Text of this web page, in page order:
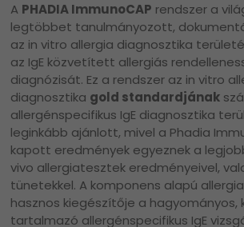
A PHADIA ImmunoCAP rendszer a
legtöbbet tanulmányozott,
az in vitro allergia diagnosztika
az IgE közvetített allergiás
diagnózisát. Ez a rendszer az in vitro
diagnosztika gold standardjának
allergénspecifikus IgE diagnosztika
leginkább ajánlott, mivel a Phadia
kapott eredmények egyeznek a
vivo allergiatesztek eredményeivel,
tünetekkel. A komponens alapú
hasznos kiegészítője a hagyományos,
tartalmazó allergénspecifikus IgE